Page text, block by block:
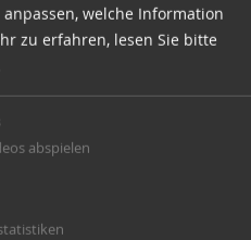
welche Information
zu erfahren, lesen Sie bitte
abspielen